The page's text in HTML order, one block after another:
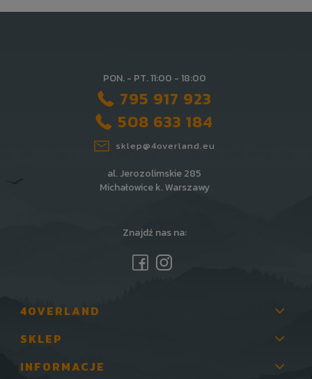
PON. - PT. 11:00 - 18:00
795 917 923
508 633 184
sklep@4overland.eu
al. Jerozolimskie 285
Michałowice k. Warszawy
Znajdź nas na:
4OVERLAND
SKLEP
INFORMACJE